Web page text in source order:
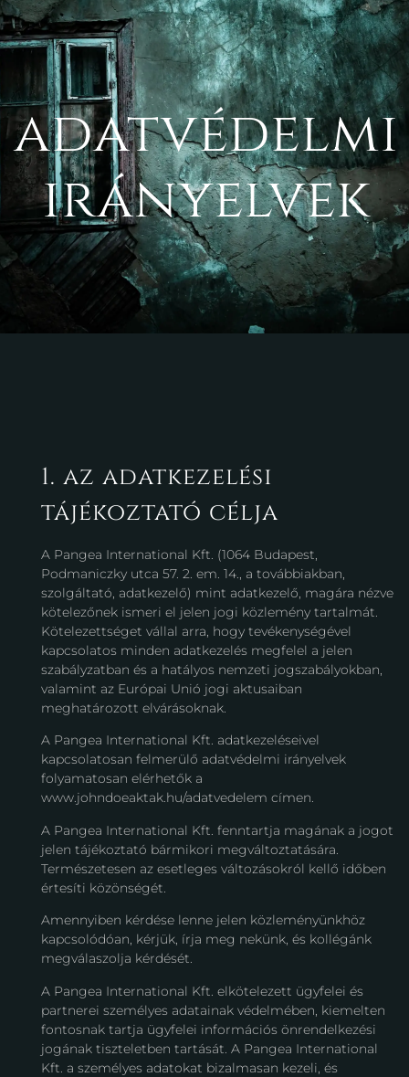
adatvédelmi
irányelvek
1. az adatkezelési
tájékoztató célja
A Pangea International Kft. (1064 Budapest,
Podmaniczky utca 57. 2. em. 14., a továbbiakban,
szolgáltató, adatkezelő) mint adatkezelő, magára nézve
kötelezőnek ismeri el jelen jogi közlemény tartalmát.
Kötelezettséget vállal arra, hogy tevékenységével
kapcsolatos minden adatkezelés megfelel a jelen
szabályzatban és a hatályos nemzeti jogszabályokban,
valamint az Európai Unió jogi aktusaiban
meghatározott elvárásoknak.
A Pangea International Kft. adatkezeléseivel
kapcsolatosan felmerülő adatvédelmi irányelvek
folyamatosan elérhetők a
www.johndoeaktak.hu/adatvedelem címen.
A Pangea International Kft. fenntartja magának a jogot
jelen tájékoztató bármikori megváltoztatására.
Természetesen az esetleges változásokról kellő időben
értesíti közönségét.
Amennyiben kérdése lenne jelen közleményünkhöz
kapcsolódóan, kérjük, írja meg nekünk, és kollégánk
megválaszolja kérdését.
A Pangea International Kft. elkötelezett ügyfelei és
partnerei személyes adatainak védelmében, kiemelten
fontosnak tartja ügyfelei információs önrendelkezési
jogának tiszteletben tartását. A Pangea International
Kft. a személyes adatokat bizalmasan kezeli, és